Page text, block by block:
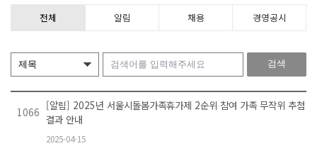
전체 알림 채용 경영공시
1066 [알림] 2025년 서울시돌봄가족휴가제 2순위 참여 가족 무작위 추첨
결과 안내
2025-04-15